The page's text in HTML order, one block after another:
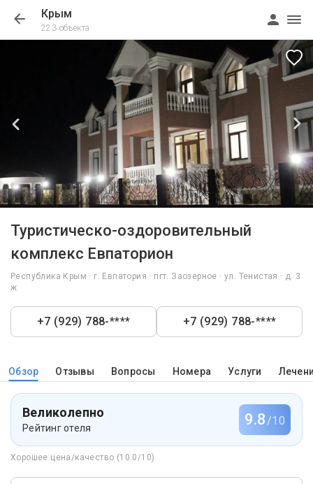
Крым
223 объекта
Туристическо-оздоровительный
комплекс Евпаторион
Республика Крым · г. Евпатория · пгт. Заозерное · ул. Тенистая · д. 3
ж
+7 (929) 788-**** +7 (929) 788-****
Обзор Отзывы Вопросы Номера Услуги
Великолепно
Рейтинг отеля 9.8/10
Хорошее цена/качество (10.0/10)